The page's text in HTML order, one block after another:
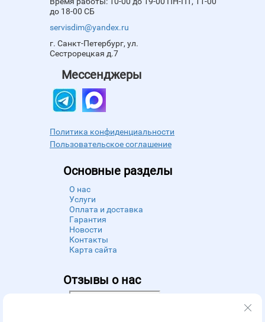
до 18-00 СБ
servisdim@yandex.ru
г. Санкт-Петербург, ул.
Сестрорецкая д.7
Мессенджеры
Политика конфиденциальности
Пользовательское соглашение
Основные разделы
О нас
Услуги
Оплата и доставка
Гарантия
Новости
Контакты
Карта сайта
Отзывы о нас